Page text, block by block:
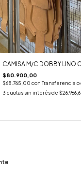
CAMISA M/C DOBBY LINO
$80.900,00
$68.765,00con Transferencia
3 cuotas sin interés de